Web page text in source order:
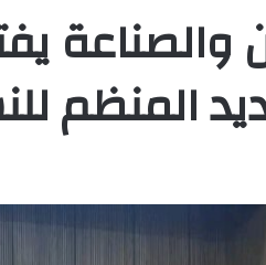
والصناعة
المنظم